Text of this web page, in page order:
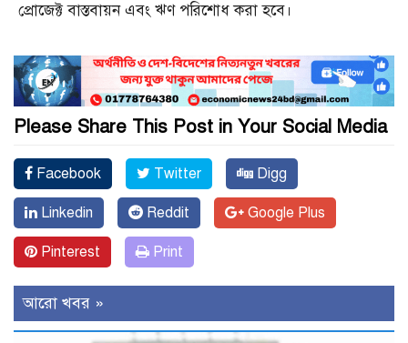
প্রোজেক্ট বাস্তবায়ন এবং ঋণ পরিশোধ করা হবে।
Please Share This Post in Your Social Media
Facebook Twitter Digg
Linkedin Reddit Google Plus
Pinterest Print
আরো খবর »